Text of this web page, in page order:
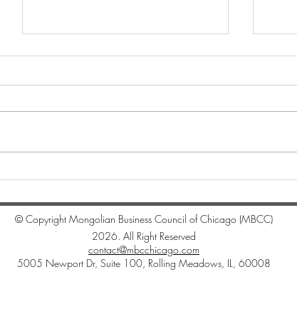
© Copyright Mongolian Business Council of Chicago (MBCC)
2026. All Right Reserved
contact@mbcchicago.com
5005 Newport Dr, Suite 100, Rolling Meadows, IL, 60008